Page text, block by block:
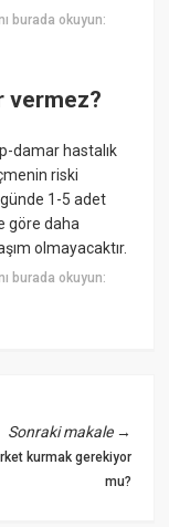
burada okuyun:
vermez?
damar hastalık
riski
günde 1-5 adet
göre daha
olmayacaktır.
burada okuyun:
Sonraki makale→
kurmak gerekiyor
mu?